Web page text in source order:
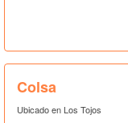
Colsa
Ubicado en Los Tojos